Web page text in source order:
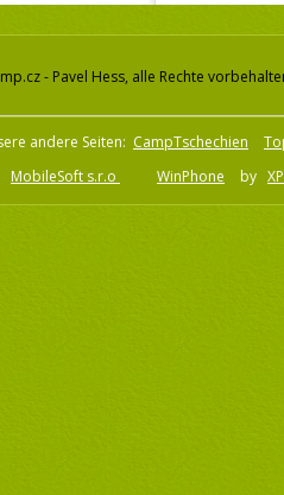
- Pavel Hess, alle Rechte
andere Seiten: CampTschechien
MobileSoft s.r.o WinPhone by